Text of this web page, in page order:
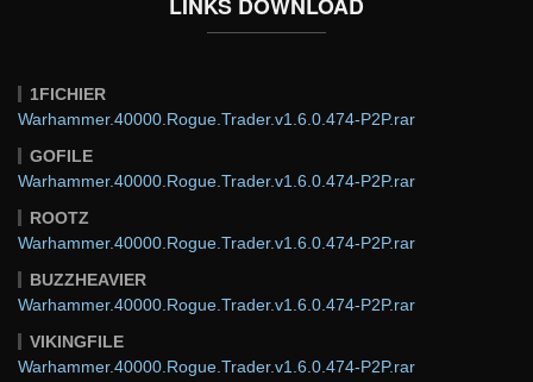
1FICHIER
Warhammer.40000.Rogue.Trader.v1.6.0.474-P2P.rar
GOFILE
Warhammer.40000.Rogue.Trader.v1.6.0.474-P2P.rar
ROOTZ
Warhammer.40000.Rogue.Trader.v1.6.0.474-P2P.rar
BUZZHEAVIER
Warhammer.40000.Rogue.Trader.v1.6.0.474-P2P.rar
VIKINGFILE
Warhammer.40000.Rogue.Trader.v1.6.0.474-P2P.rar